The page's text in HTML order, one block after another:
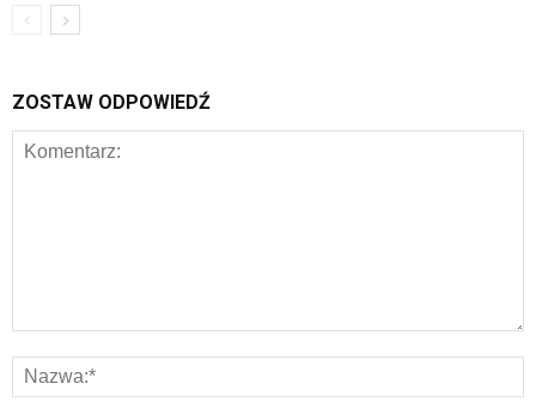
ZOSTAW ODPOWIEDŹ